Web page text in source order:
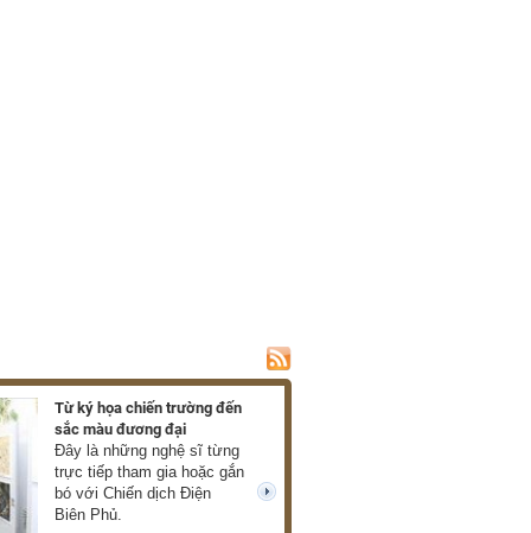
Từ ký họa chiến trường đến
sắc màu đương đại
Đây là những nghệ sĩ từng
trực tiếp tham gia hoặc gắn
bó với Chiến dịch Điện
Biên Phủ.
next